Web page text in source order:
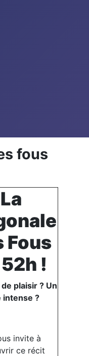
fous
La
Fous
!
plaisir ? Un
intense ?
invite à
ce récit